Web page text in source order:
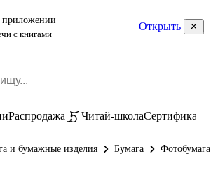
приложении
с книгами
Открыть
Распродажа Читай-школаСертификаты
и бумажные изделия Бумага Фотобумага